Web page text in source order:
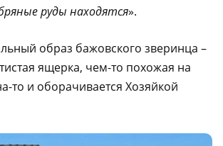
руды находятся».
образ бажовского зверинца –
ящерка, чем-то похожая на
то и оборачивается Хозяйкой